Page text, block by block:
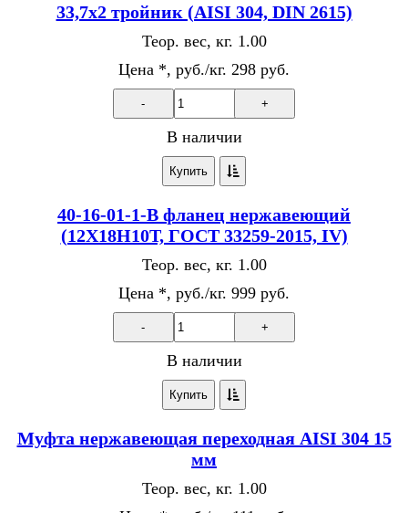
33,7х2 тройник (AISI 304, DIN 2615)
Теор. вес, кг. 1.00
Цена *, руб./кг. 298 руб.
- +
В наличии
Купить
40-16-01-1-В фланец нержавеющий
(12Х18Н10Т, ГОСТ 33259-2015, IV)
Теор. вес, кг. 1.00
Цена *, руб./кг. 999 руб.
- +
В наличии
Купить
Муфта нержавеющая переходная AISI 304 15
мм
Теор. вес, кг. 1.00